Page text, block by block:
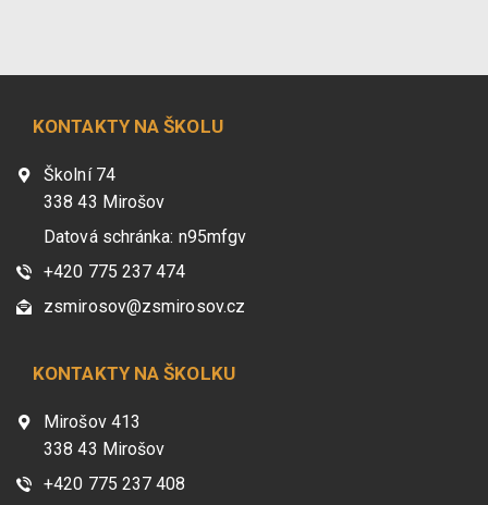
KONTAKTY NA ŠKOLU
Školní 74
338 43 Mirošov
Datová schránka: n95mfgv
+420 775 237 474
zsmirosov@zsmirosov.cz
KONTAKTY NA ŠKOLKU
Mirošov 413
338 43 Mirošov
+420 775 237 408